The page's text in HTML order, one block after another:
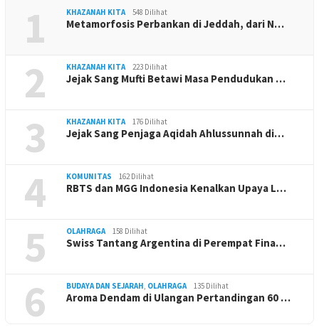
1 KHAZANAH KITA 548 Dilihat
Metamorfosis Perbankan di Jeddah, dari N…
2 KHAZANAH KITA 223 Dilihat
Jejak Sang Mufti Betawi Masa Pendudukan …
3 KHAZANAH KITA 176 Dilihat
Jejak Sang Penjaga Aqidah Ahlussunnah di…
4 KOMUNITAS 162 Dilihat
RBTS dan MGG Indonesia Kenalkan Upaya L…
5 OLAHRAGA 158 Dilihat
Swiss Tantang Argentina di Perempat Fina…
6 BUDAYA DAN SEJARAH, OLAHRAGA 135 Dilihat
Aroma Dendam di Ulangan Pertandingan 60 …